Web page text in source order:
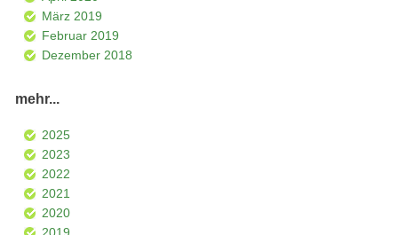
März 2019
Februar 2019
Dezember 2018
mehr...
2025
2023
2022
2021
2020